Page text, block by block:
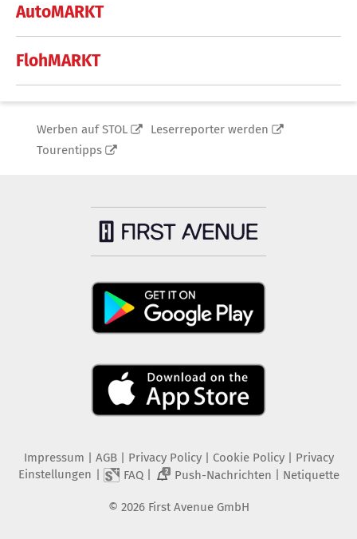
AutoMARKT
FlohMARKT
Werben auf STOL
Leserreporter werden
Tourentipps
Impressum | AGB | Privacy Policy| Cookie Policy| Privacy
Einstellungen | FAQ| 2 Push-Nachrichten | Netiquette
© 2026 First Avenue GmbH